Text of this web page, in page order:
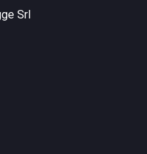
Sabaudia e dai comuni
Srl